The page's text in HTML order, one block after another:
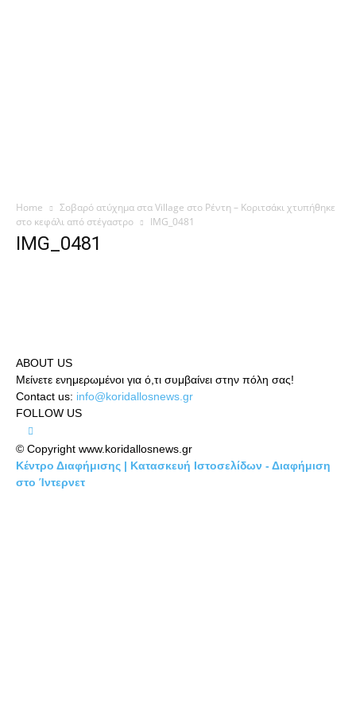
Home
Σοβαρό ατύχημα στα Village στο Ρέντη – Κοριτσάκι χτυπήθηκε
στο κεφάλι από στέγαστρο
IMG_0481
IMG_0481
ABOUT US
Μείνετε ενημερωμένοι για ό,τι συμβαίνει στην πόλη σας!
Contact us: info@koridallosnews.gr
FOLLOW US
© Copyright www.koridallosnews.gr
Κέντρο Διαφήμισης | Κατασκευή Ιστοσελίδων - Διαφήμιση
στο Ίντερνετ